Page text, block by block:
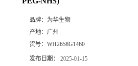
品牌： 为华生物
产地： 广州
货号： WH2658G1460
发布日期： 2025-01-15